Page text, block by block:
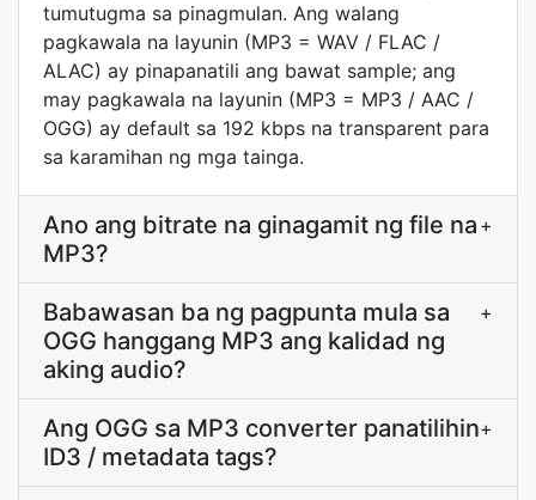
tumutugma sa pinagmulan. Ang walang
pagkawala na layunin (MP3 = WAV / FLAC /
ALAC) ay pinapanatili ang bawat sample; ang
may pagkawala na layunin (MP3 = MP3 / AAC /
OGG) ay default sa 192 kbps na transparent para
sa karamihan ng mga tainga.
Ano ang bitrate na ginagamit ng file na
MP3?
+
Babawasan ba ng pagpunta mula sa
OGG hanggang MP3 ang kalidad ng
aking audio?
+
Ang OGG sa MP3 converter panatilihin
ID3 / metadata tags?
+